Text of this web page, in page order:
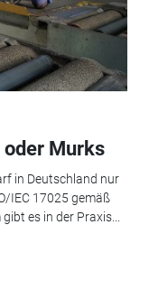
Murks
in Deutschland nur
IEC 17025 gemäß
es in der Praxis...